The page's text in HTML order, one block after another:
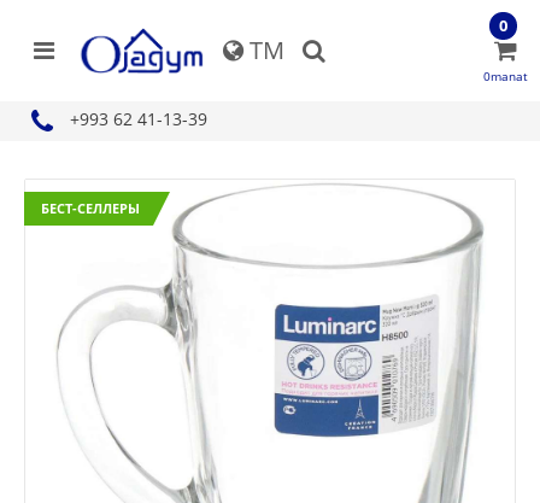
TM
+993 62 41-13-39
0
0manat
БЕСТ-СЕЛЛЕРЫ